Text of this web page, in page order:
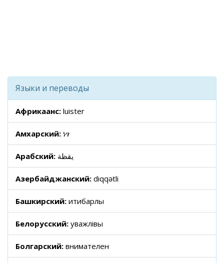
Языки и переводы
Африкаанс: luister
Амхарский: ነፃ
Арабский: يقظة
Азербайджанский: diqqətli
Башкирский: иғтибарлы
Белорусский: уважлівы
Болгарский: внимателен